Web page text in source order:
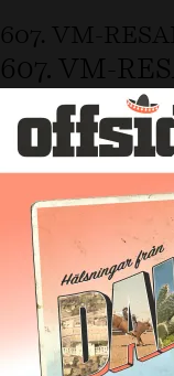
607. VM-
607. VM-